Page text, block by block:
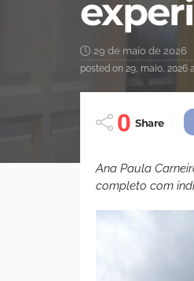
29 de maio de 2026
posted on 29, maio, 2026
0 Share
Ana Paula
completo com